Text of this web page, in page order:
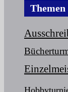
Themen